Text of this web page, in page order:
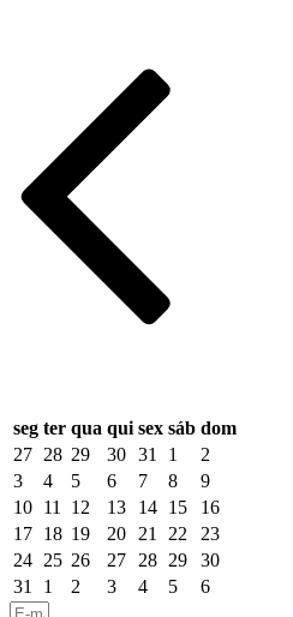
seg ter qua qui sex sáb dom
27 28 29 30 31 1
2
3
4 5 6 7 8
9
10 11 12 13 14 15
16
17 18 19 20 21 22
23
24 25 26 27 28 29
30
31
1 2 3 4 5 6